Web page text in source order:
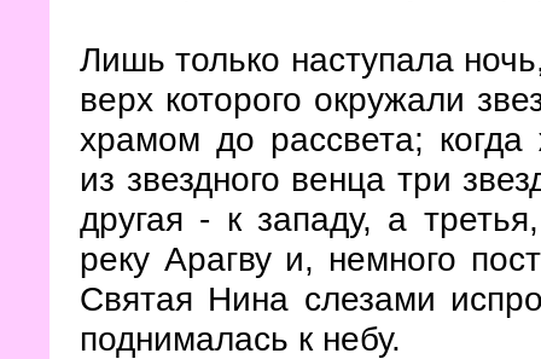
Лишь только наступала
верх которого окружали
храмом до рассвета;
из звездного венца три
другая - к западу, а
реку Арагву и, немного
Святая Нина слезами
поднималась к небу.